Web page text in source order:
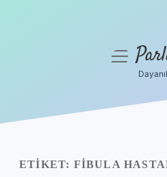
Yasal Uyarı
menüyü
ETIKET: FIBULA